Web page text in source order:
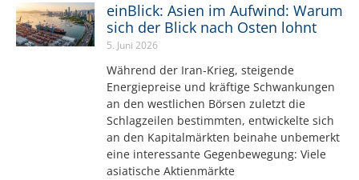
einBlick: Asien im Aufwind: Warum
sich der Blick nach Osten lohnt
5. Juni 2026
Während der Iran-Krieg, steigende
Energiepreise und kräftige Schwankungen
an den westlichen Börsen zuletzt die
Schlagzeilen bestimmten, entwickelte sich
an den Kapitalmärkten beinahe unbemerkt
eine interessante Gegenbewegung: Viele
asiatische Aktienmärkte